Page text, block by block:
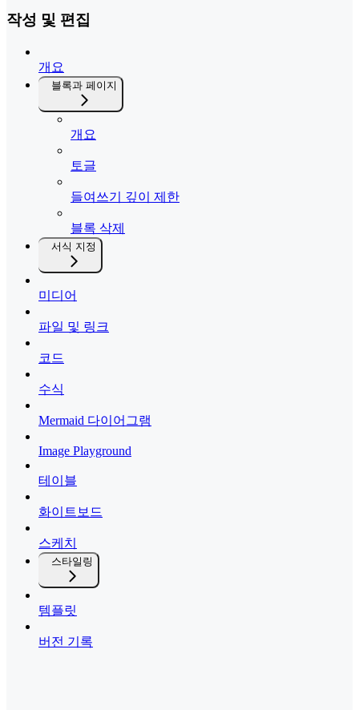
작성 및 편집
개요
블록과 페이지
개요
토글
들여쓰기 깊이 제한
블록 삭제
서식 지정
미디어
파일 및 링크
코드
수식
Mermaid 다이어그램
Image Playground
테이블
화이트보드
스케치
스타일링
템플릿
버전 기록